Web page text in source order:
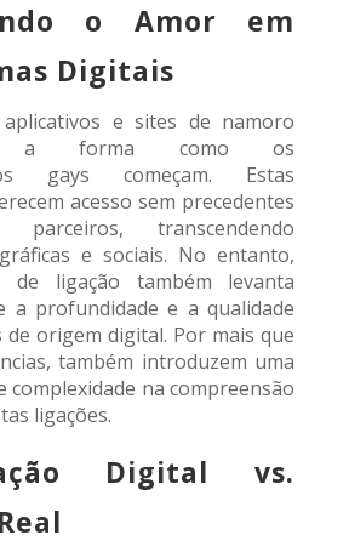
o Amor em
Digitais
e sites de namoro
a forma como os
gays começam. Estas
acesso sem precedentes
transcendendo
e sociais. No entanto,
de ligação também levanta
a profundidade e a qualidade
de origem digital. Por mais que
também introduzem uma
complexidade na compreensão
ligações.
Digital vs.